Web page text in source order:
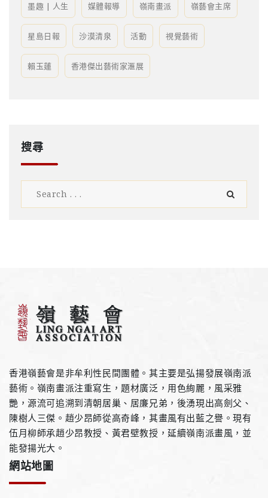
墨趣 | 人生 媒體報導 嶺南畫派 嶺藝會主席
星島日報 沙漠清泉 活動 視覺藝術
賴玉蓮 香港傑出藝術家滙展
搜尋
香港嶺藝會是非牟利性民間團體。其主要是弘揚發展嶺南派
藝術。嶺南畫派注重寫生，題材廣泛，用色絢麗，風采雅
艷，源流可追溯到清朝居巢、居廉兄弟，後湧現出高劍父、
陳樹人三傑。趙少昂師從高奇峰，其畫風有出藍之譽。現有
伍月柳師承趙少昂教授、黃君壁教授，延續嶺南派畫風，並
能發揚光大。
網站地圖